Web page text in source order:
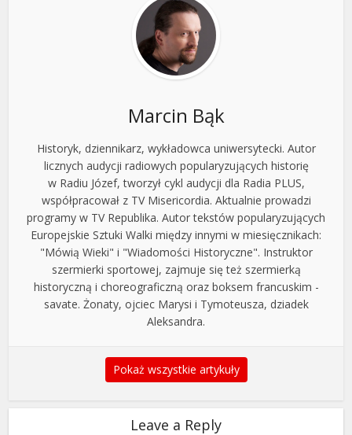
Marcin Bąk
Historyk, dziennikarz, wykładowca uniwersytecki. Autor
licznych audycji radiowych popularyzujących historię
w Radiu Józef, tworzył cykl audycji dla Radia PLUS,
współpracował z TV Misericordia. Aktualnie prowadzi
programy w TV Republika. Autor tekstów popularyzujących
Europejskie Sztuki Walki między innymi w miesięcznikach:
"Mówią Wieki" i "Wiadomości Historyczne". Instruktor
szermierki sportowej, zajmuje się też szermierką
historyczną i choreograficzną oraz boksem francuskim -
savate. Żonaty, ojciec Marysi i Tymoteusza, dziadek
Aleksandra.
Pokaż wszystkie artykuły
Leave a Reply